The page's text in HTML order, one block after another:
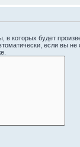
которых будет
если вы не